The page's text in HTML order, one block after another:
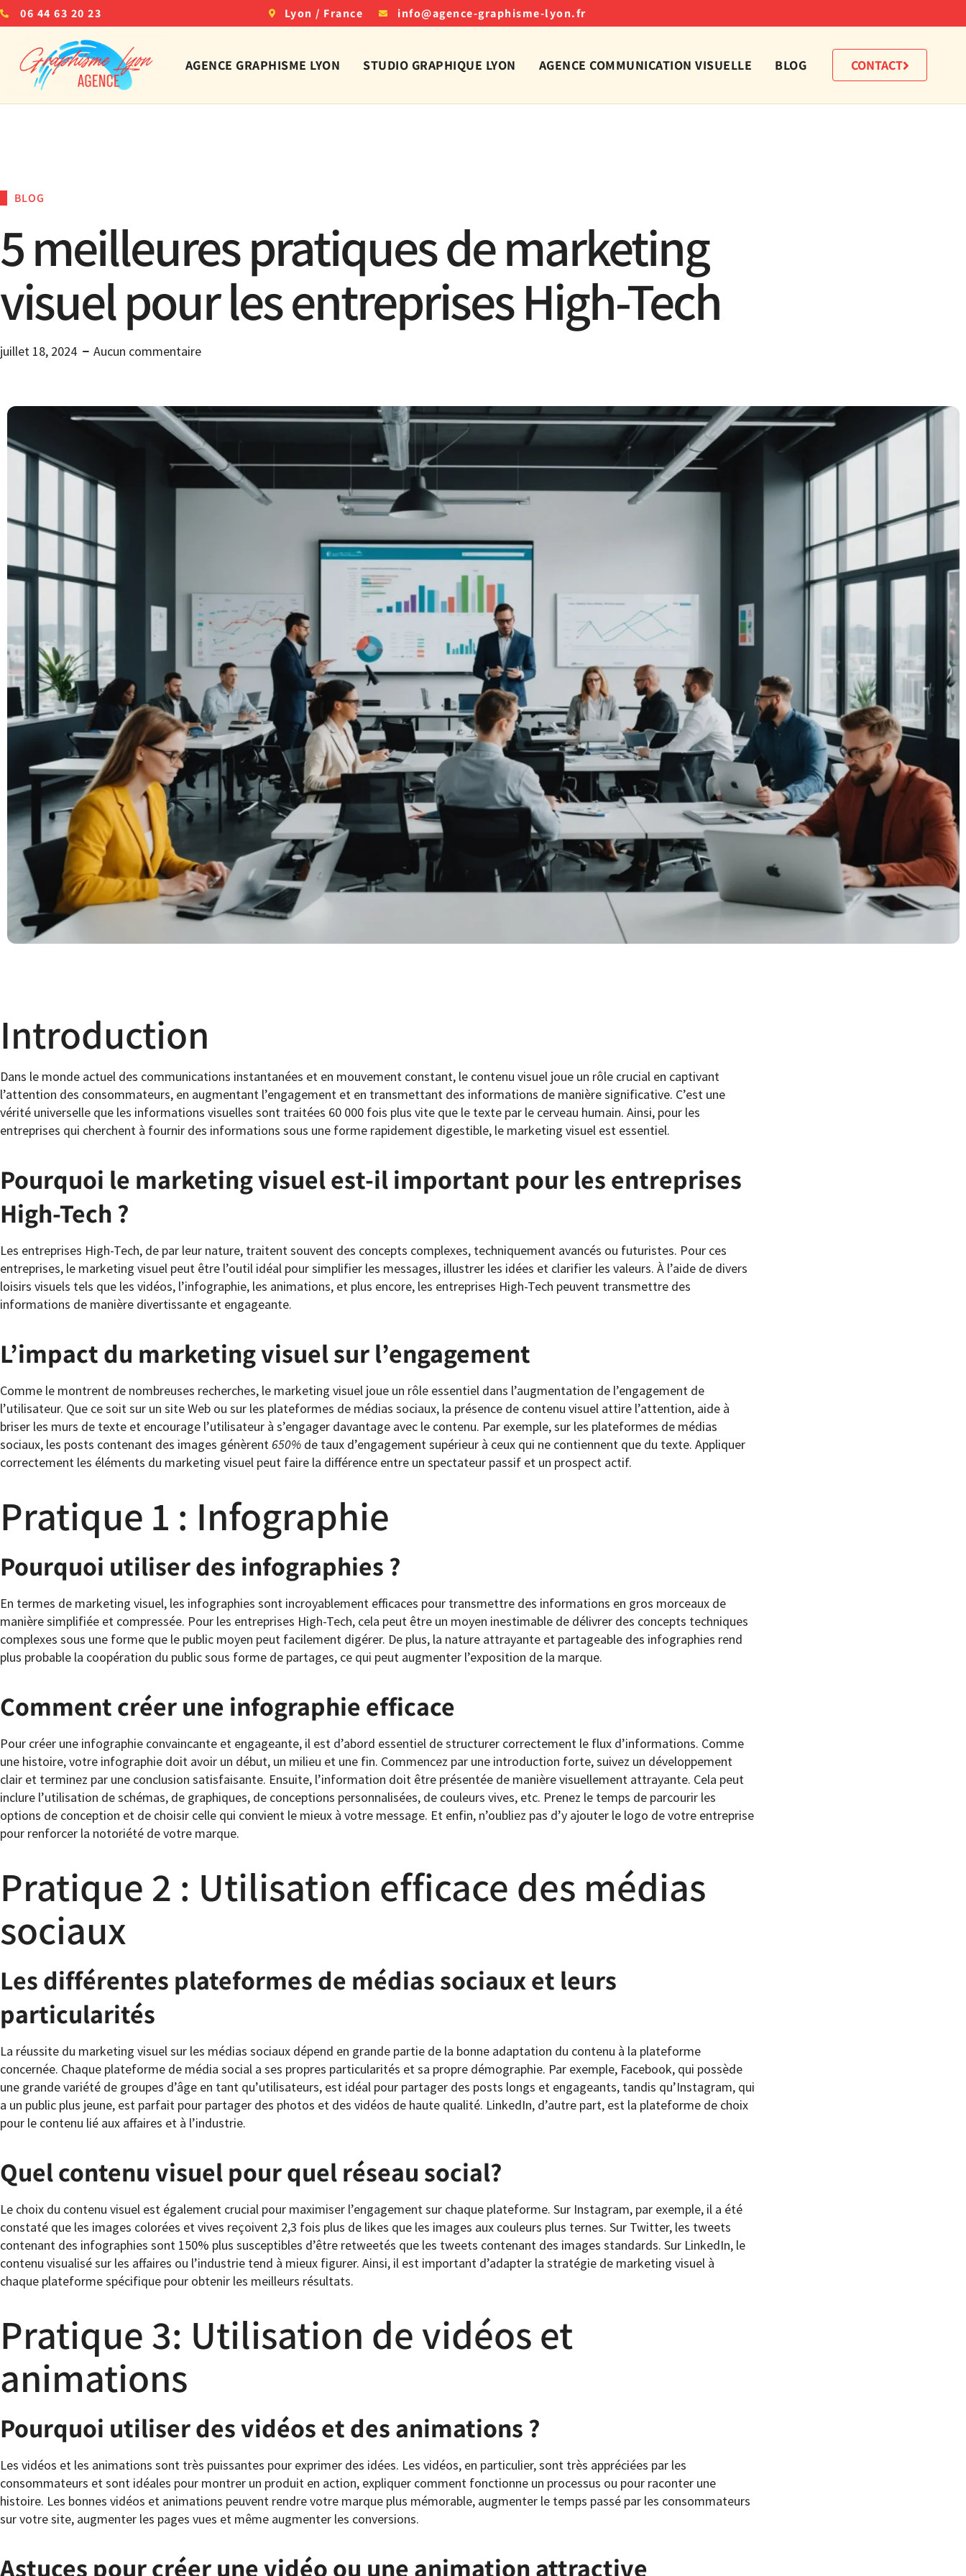
06 44 63 20 23 Lyon / France info@agence-graphisme-lyon.fr
AGENCE GRAPHISME LYON STUDIO GRAPHIQUE LYON AGENCE COMMUNICATION VISUELLE BLOG CONTACT
BLOG
5 meilleures pratiques de marketing
visuel pour les entreprises High-Tech
juillet 18, 2024 Aucun commentaire
Introduction
Dans le monde actuel des communications instantanées et en mouvement constant, le contenu visuel joue un rôle crucial en captivant
l’attention des consommateurs, en augmentant l’engagement et en transmettant des informations de manière significative. C’est une
vérité universelle que les informations visuelles sont traitées 60 000 fois plus vite que le texte par le cerveau humain. Ainsi, pour les
entreprises qui cherchent à fournir des informations sous une forme rapidement digestible, le marketing visuel est essentiel.
Pourquoi le marketing visuel est-il important pour les entreprises
High-Tech ?
Les entreprises High-Tech, de par leur nature, traitent souvent des concepts complexes, techniquement avancés ou futuristes. Pour ces
entreprises, le marketing visuel peut être l’outil idéal pour simplifier les messages, illustrer les idées et clarifier les valeurs. À l’aide de divers
loisirs visuels tels que les vidéos, l’infographie, les animations, et plus encore, les entreprises High-Tech peuvent transmettre des
informations de manière divertissante et engageante.
L’impact du marketing visuel sur l’engagement
Comme le montrent de nombreuses recherches, le marketing visuel joue un rôle essentiel dans l’augmentation de l’engagement de
l’utilisateur. Que ce soit sur un site Web ou sur les plateformes de médias sociaux, la présence de contenu visuel attire l’attention, aide à
briser les murs de texte et encourage l’utilisateur à s’engager davantage avec le contenu. Par exemple, sur les plateformes de médias
sociaux, les posts contenant des images génèrent 650% de taux d’engagement supérieur à ceux qui ne contiennent que du texte. Appliquer
correctement les éléments du marketing visuel peut faire la différence entre un spectateur passif et un prospect actif.
Pratique 1 : Infographie
Pourquoi utiliser des infographies ?
En termes de marketing visuel, les infographies sont incroyablement efficaces pour transmettre des informations en gros morceaux de
manière simplifiée et compressée. Pour les entreprises High-Tech, cela peut être un moyen inestimable de délivrer des concepts techniques
complexes sous une forme que le public moyen peut facilement digérer. De plus, la nature attrayante et partageable des infographies rend
plus probable la coopération du public sous forme de partages, ce qui peut augmenter l’exposition de la marque.
Comment créer une infographie efficace
Pour créer une infographie convaincante et engageante, il est d’abord essentiel de structurer correctement le flux d’informations. Comme
une histoire, votre infographie doit avoir un début, un milieu et une fin. Commencez par une introduction forte, suivez un développement
clair et terminez par une conclusion satisfaisante. Ensuite, l’information doit être présentée de manière visuellement attrayante. Cela peut
inclure l’utilisation de schémas, de graphiques, de conceptions personnalisées, de couleurs vives, etc. Prenez le temps de parcourir les
options de conception et de choisir celle qui convient le mieux à votre message. Et enfin, n’oubliez pas d’y ajouter le logo de votre entreprise
pour renforcer la notoriété de votre marque.
Pratique 2 : Utilisation efficace des médias
sociaux
Les différentes plateformes de médias sociaux et leurs
particularités
La réussite du marketing visuel sur les médias sociaux dépend en grande partie de la bonne adaptation du contenu à la plateforme
concernée. Chaque plateforme de média social a ses propres particularités et sa propre démographie. Par exemple, Facebook, qui possède
une grande variété de groupes d’âge en tant qu’utilisateurs, est idéal pour partager des posts longs et engageants, tandis qu’Instagram, qui
a un public plus jeune, est parfait pour partager des photos et des vidéos de haute qualité. LinkedIn, d’autre part, est la plateforme de choix
pour le contenu lié aux affaires et à l’industrie.
Quel contenu visuel pour quel réseau social?
Le choix du contenu visuel est également crucial pour maximiser l’engagement sur chaque plateforme. Sur Instagram, par exemple, il a été
constaté que les images colorées et vives reçoivent 2,3 fois plus de likes que les images aux couleurs plus ternes. Sur Twitter, les tweets
contenant des infographies sont 150% plus susceptibles d’être retweetés que les tweets contenant des images standards. Sur LinkedIn, le
contenu visualisé sur les affaires ou l’industrie tend à mieux figurer. Ainsi, il est important d’adapter la stratégie de marketing visuel à
chaque plateforme spécifique pour obtenir les meilleurs résultats.
Pratique 3: Utilisation de vidéos et
animations
Pourquoi utiliser des vidéos et des animations ?
Les vidéos et les animations sont très puissantes pour exprimer des idées. Les vidéos, en particulier, sont très appréciées par les
consommateurs et sont idéales pour montrer un produit en action, expliquer comment fonctionne un processus ou pour raconter une
histoire. Les bonnes vidéos et animations peuvent rendre votre marque plus mémorable, augmenter le temps passé par les consommateurs
sur votre site, augmenter les pages vues et même augmenter les conversions.
Astuces pour créer une vidéo ou une animation attractive